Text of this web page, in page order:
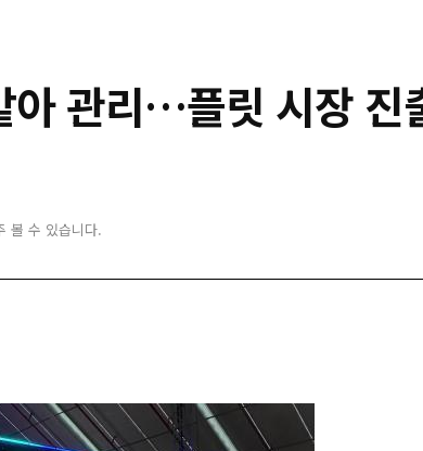
아 관리…플릿 시장 진
볼 수 있습니다.